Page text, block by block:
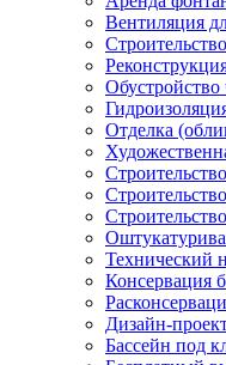
Вентиляция
Отделка
Технический
Консервация
Дизайн-
Бассейн под